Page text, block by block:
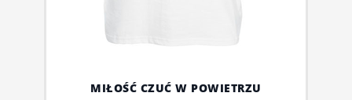
MIŁOŚĆ CZUĆ W POWIETRZU